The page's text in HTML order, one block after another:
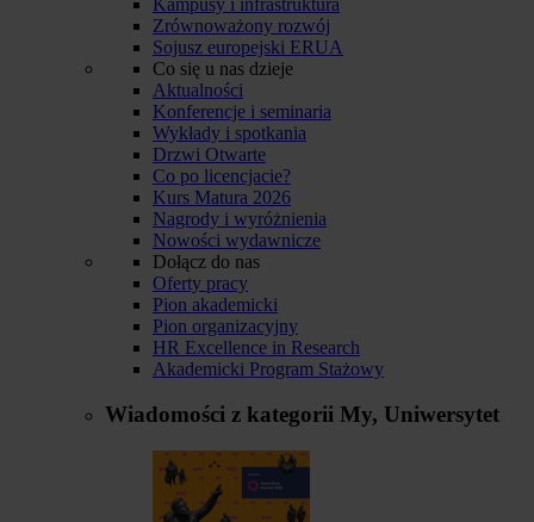
Zrównoważony rozwój
Sojusz europejski ERUA
Co się u nas dzieje
Aktualności
Konferencje i seminaria
Wykłady i spotkania
Drzwi Otwarte
Co po licencjacie?
Kurs Matura 2026
Nagrody i wyróżnienia
Nowości wydawnicze
Dołącz do nas
Oferty pracy
Pion akademicki
Pion organizacyjny
HR Excellence in Research
Akademicki Program Stażowy
Wiadomości z kategorii My, Uniwersytet